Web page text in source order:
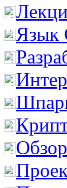
Язык